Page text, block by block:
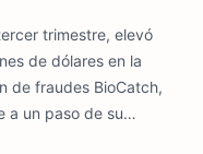
trimestre, elevó
de dólares en la
de fraudes BioCatch,
a un paso de su